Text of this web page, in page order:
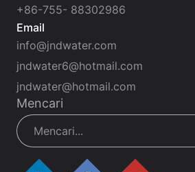
+86-755- 88302986
Email
info@jndwater.com
jndwater6@hotmail.com
jndwater@hotmail.com
Mencari